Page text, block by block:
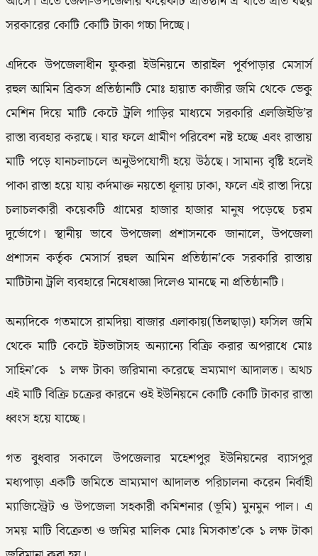
সরকারের কোটি কোটি টাকা গচ্চা দিচ্ছে।
এদিকে উপজেলাধীন ফুকরা ইউনিয়নে তারাইল পূর্বপাড়ার মেসার্স
রহুল আমিন ব্রিকস প্রতিষ্ঠানটি মোঃ হায়াত কাজীর জমি থেকে ভেকু
মেশিন দিয়ে মাটি কেটে ট্রলি গাড়ির মাধ্যমে সরকারি এলজিইডি’র
রাস্তা ব্যবহার করছে। যার ফলে গ্রামীণ পরিবেশ নষ্ট হচ্ছে এবং রাস্তায়
মাটি পড়ে যানচলাচলে অনুউপযোগী হয়ে উঠছে। সামান্য বৃষ্টি হলেই
পাকা রাস্তা হয়ে যায় কর্দমাক্ত নয়তো ধূলায় ঢাকা, ফলে এই রাস্তা দিয়ে
চলাচলকারী কয়েকটি গ্রামের হাজার হাজার মানুষ পড়েছে চরম
দুর্ভোগে। স্থানীয় ভাবে উপজেলা প্রশাসনকে জানালে, উপজেলা
প্রশাসন কর্তৃক মেসার্স রহুল আমিন প্রতিষ্ঠান’কে সরকারি রাস্তায়
মাটিটানা ট্রলি ব্যবহারে নিষেধাজ্ঞা দিলেও মানছে না প্রতিষ্ঠানটি।
অন্যদিকে গতমাসে রামদিয়া বাজার এলাকায়(তিলছাড়া) ফসিল জমি
থেকে মাটি কেটে ইটভাটাসহ অন্যান্যে বিক্রি করার অপরাধে মোঃ
সাহিন’কে ১ লক্ষ টাকা জরিমানা করেছে ভ্রম্যমাণ আদালত। অথচ
এই মাটি বিক্রি চক্রের কারনে ওই ইউনিয়নে কোটি কোটি টাকার রাস্তা
ধ্বংস হয়ে যাচ্ছে।
গত বুধবার সকালে উপজেলার মহেশপুর ইউনিয়নের ব্যাসপুর
মধ্যপাড়া একটি জমিতে ভ্রাম্যমাণ আদালত পরিচালনা করেন নির্বাহী
ম্যাজিস্ট্রেট ও উপজেলা সহকারী কমিশনার (ভূমি) মুনমুন পাল। এ
সময় মাটি বিক্রেতা ও জমির মালিক মোঃ মিসকাত’কে ১ লক্ষ টাকা